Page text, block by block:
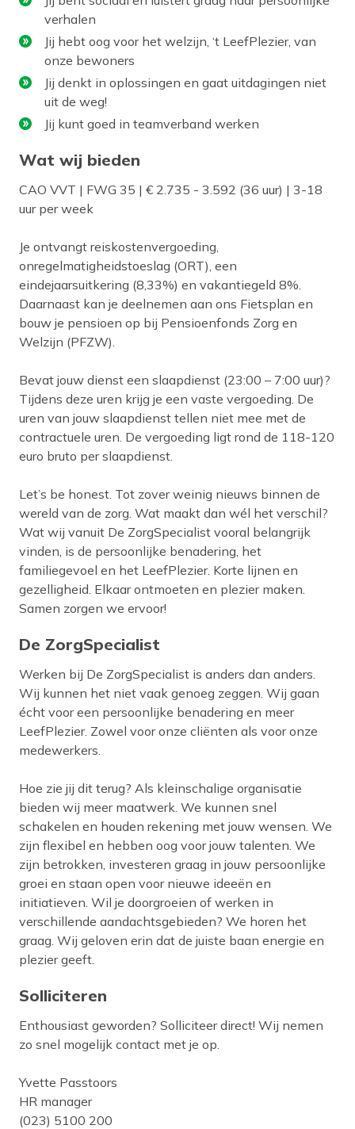
verhalen
Jij hebt oog voor het welzijn, ‘t LeefPlezier, van
onze bewoners
Jij denkt in oplossingen en gaat uitdagingen niet
uit de weg!
Jij kunt goed in teamverband werken
Wat wij bieden
CAO VVT | FWG 35 | € 2.735 - 3.592 (36 uur) | 3-18
uur per week
Je ontvangt reiskostenvergoeding,
onregelmatigheidstoeslag (ORT), een
eindejaarsuitkering (8,33%) en vakantiegeld 8%.
Daarnaast kan je deelnemen aan ons Fietsplan en
bouw je pensioen op bij Pensioenfonds Zorg en
Welzijn (PFZW).
Bevat jouw dienst een slaapdienst (23:00 – 7:00 uur)?
Tijdens deze uren krijg je een vaste vergoeding. De
uren van jouw slaapdienst tellen niet mee met de
contractuele uren. De vergoeding ligt rond de 118-120
euro bruto per slaapdienst.
Let’s be honest. Tot zover weinig nieuws binnen de
wereld van de zorg. Wat maakt dan wél het verschil?
Wat wij vanuit De ZorgSpecialist vooral belangrijk
vinden, is de persoonlijke benadering, het
familiegevoel en het LeefPlezier. Korte lijnen en
gezelligheid. Elkaar ontmoeten en plezier maken.
Samen zorgen we ervoor!
De ZorgSpecialist
Werken bij De ZorgSpecialist is anders dan anders.
Wij kunnen het niet vaak genoeg zeggen. Wij gaan
écht voor een persoonlijke benadering en meer
LeefPlezier. Zowel voor onze cliënten als voor onze
medewerkers.
Hoe zie jij dit terug? Als kleinschalige organisatie
bieden wij meer maatwerk. We kunnen snel
schakelen en houden rekening met jouw wensen. We
zijn flexibel en hebben oog voor jouw talenten. We
zijn betrokken, investeren graag in jouw persoonlijke
groei en staan open voor nieuwe ideeën en
initiatieven. Wil je doorgroeien of werken in
verschillende aandachtsgebieden? We horen het
graag. Wij geloven erin dat de juiste baan energie en
plezier geeft.
Solliciteren
Enthousiast geworden? Solliciteer direct! Wij nemen
zo snel mogelijk contact met je op.
Yvette Passtoors
HR manager
(023) 5100 200